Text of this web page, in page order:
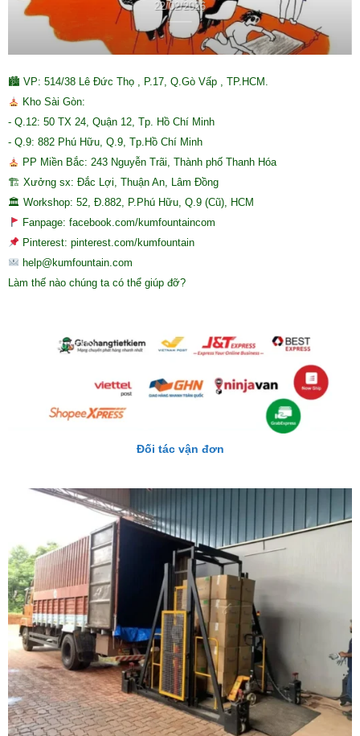
22/02/2026
🏙 VP: 514/38 Lê Đức Thọ , P.17, Q.Gò Vấp , TP.HCM.
Kho Sài Gòn:
- Q.12: 50 TX 24, Quận 12, Tp. Hồ Chí Minh
- Q.9: 882 Phú Hữu, Q.9, Tp.Hồ Chí Minh
PP Miền Bắc: 243 Nguyễn Trãi, Thành phố Thanh Hóa
🏗 Xưởng sx: Đắc Lợi, Thuận An, Lâm Đồng
🏛 Workshop: 52, Đ.882, P.Phú Hữu, Q.9 (Cũ), HCM
Fanpage: facebook.com/kumfountaincom
Pinterest: pinterest.com/kumfountain
help@kumfountain.com
Làm thế nào chúng ta có thể giúp đỡ?
Đối tác vận đơn